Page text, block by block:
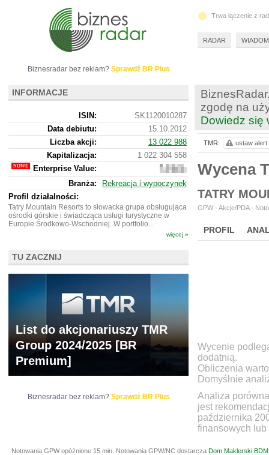
zgodę na
Dowiedz się
Wycena
TATRY
GPW - Akcje/PDA -
PROFIL
Wycenie
dodatnią.
Obliczenia
Domyślnie
Analiza
jest
października
finansowych lub
TMR: ustaw alert
Biznesradar bez reklam? Sprawdź BR Plus
INFORMACJE
ISIN:
SK1120010287
Data debiutu:
15.10.2012
Liczba akcji:
13 022 988
Kapitalizacja:
1 022 304 558
Enterprise Value:
2
396
349
Branża:
Rekreacja i wypoczynek
Profil działalności:
Tatry Mountain Resorts to słowacka grupa obsługująca
ośrodki górskie i świadcząca usługi turystyczne w
Europie Środkowo-Wschodniej. W portfolio...
więcej »
TU ZACZNIJ
List do akcjonariuszy TMR
Group 2024/2025 [BR
Premium]
Biznesradar bez reklam? Sprawdź BR Plus
Trwa łączenie z
RADAR
Notowania GPW opóźnione 15 min. Notowania GPW/NC dostarcza Dom Maklerski